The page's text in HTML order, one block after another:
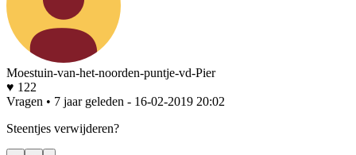
Moestuin-van-het-noorden-puntje-vd-Pier
♥ 122
Vragen • 7 jaar geleden - 16-02-2019 20:02
Steentjes verwijderen?